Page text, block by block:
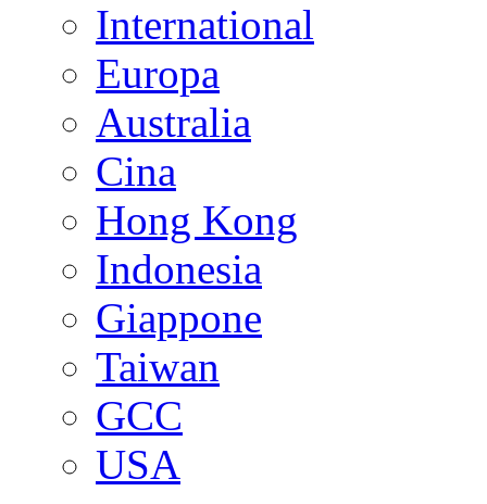
International
Europa
Australia
Cina
Hong Kong
Indonesia
Giappone
Taiwan
GCC
USA